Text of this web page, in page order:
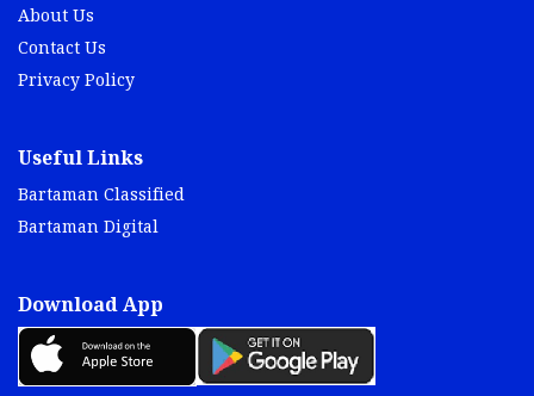
About Us
Contact Us
Privacy Policy
Useful Links
Bartaman Classified
Bartaman Digital
Download App